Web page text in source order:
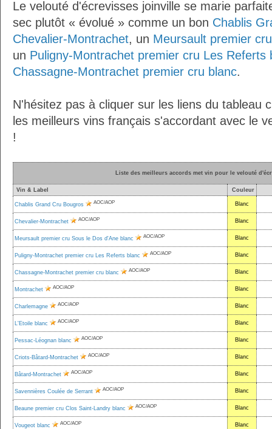
Le velouté d'écrevisses joinville se marie
sec plutôt « évolué » comme un bon Chablis
Chevalier-Montrachet, un Meursault premier
un Puligny-Montrachet premier cru Les Referts
Chassagne-Montrachet premier cru blanc.
N'hésitez pas à cliquer sur les liens du tableau
les meilleurs vins français s'accordant avec le
!
Liste des meilleurs accords met vin pour le velouté
Vin & Label Couleur
Chablis Grand Cru Bougros AOC/AOP Blanc
Chevalier-Montrachet AOC/AOP Blanc
Meursault premier cru Sous le Dos d'Ane blanc AOC/AOP Blanc
Puligny-Montrachet premier cru Les Referts blanc AOC/AOP Blanc
Chassagne-Montrachet premier cru blanc AOC/AOP Blanc
Montrachet AOC/AOP Blanc
Charlemagne AOC/AOP Blanc
L'Etoile blanc AOC/AOP Blanc
Pessac-Léognan blanc AOC/AOP Blanc
Criots-Bâtard-Montrachet AOC/AOP Blanc
Bâtard-Montrachet AOC/AOP Blanc
Savennières Coulée de Serrant AOC/AOP Blanc
Beaune premier cru Clos Saint-Landry blanc AOC/AOP Blanc
Vougeot blanc AOC/AOP Blanc